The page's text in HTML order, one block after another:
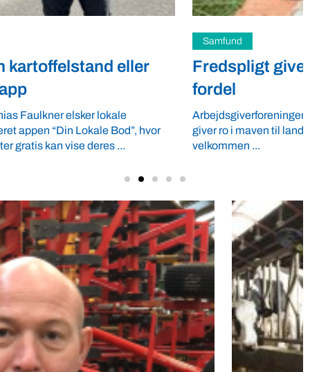
Fredspligt giver landmænd strategisk
fordel
Arbejdsgiverforeningen GLS-A tilbyder ordnede forhold, som
giver ro i maven til landmænd – også i usikre tider. VBF byder
velkommen ...